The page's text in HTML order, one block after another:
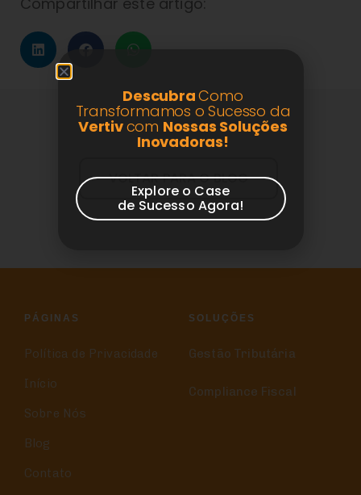
VOLTAR PARA O BLOG
PÁGINAS
Política de Privacidade
Início
Sobre Nós
Blog
Contato
SOLUÇÕES
Gestão Tributária
Compliance Fiscal
DescubraComo
Transformamos o Sucesso da
Vertivcom Nossas Soluções
Inovadoras!
Explore o Case
de Sucesso Agora!